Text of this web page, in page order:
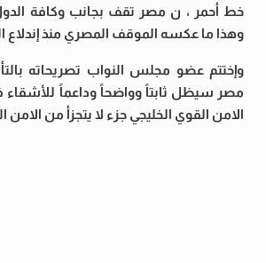
خط أحمر ، ن مصر تقف بجانب وكافة الدول
وهذا ما عكسه الموقف المصري منذ إندلاع
وإختتم عضو مجلس النواب تصريحاته
مصر سيظل ثابتاً وواضحاً وداعماً للأشقاء
الامن القوي الخليجي جزء لا يتجزأ من